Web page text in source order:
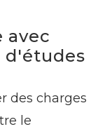
avec
d'études
des charges
le